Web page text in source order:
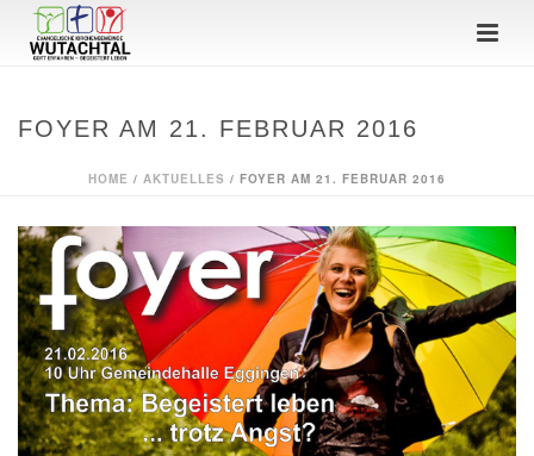
FOYER AM 21. FEBRUAR 2016
HOME / AKTUELLES / FOYER AM 21. FEBRUAR 2016